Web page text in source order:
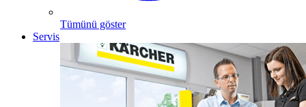
Tümünü göster
Servis